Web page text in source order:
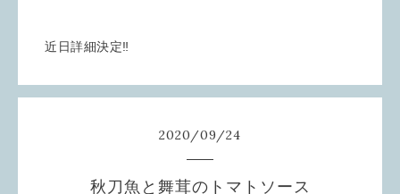
近日詳細決定‼️
2020/09/24
秋刀魚と舞茸のトマトソース